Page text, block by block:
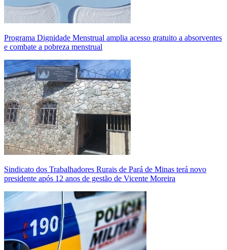
Programa Dignidade Menstrual amplia acesso gratuito a absorventes
e combate a pobreza menstrual
Sindicato dos Trabalhadores Rurais de Pará de Minas terá novo
presidente após 12 anos de gestão de Vicente Moreira